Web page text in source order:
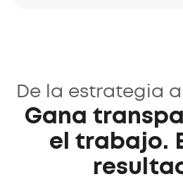
De la estrategia
Gana
el trabajo.